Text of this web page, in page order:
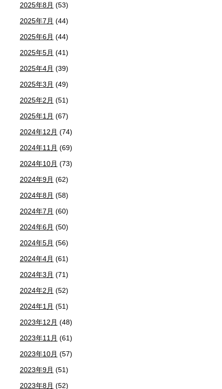
2025年8月 (53)
2025年7月 (44)
2025年6月 (44)
2025年5月 (41)
2025年4月 (39)
2025年3月 (49)
2025年2月 (51)
2025年1月 (67)
2024年12月 (74)
2024年11月 (69)
2024年10月 (73)
2024年9月 (62)
2024年8月 (58)
2024年7月 (60)
2024年6月 (50)
2024年5月 (56)
2024年4月 (61)
2024年3月 (71)
2024年2月 (52)
2024年1月 (51)
2023年12月 (48)
2023年11月 (61)
2023年10月 (57)
2023年9月 (51)
2023年8月 (52)